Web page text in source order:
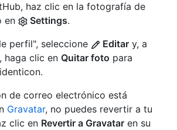
haz clic en la fotografía de
en
Settings.
perfil", seleccione
Editar y, a
haga clic en Quitar foto para
de correo electrónico está
Gravatar, no puedes revertir a tu
clic en Revertir a Gravatar en su